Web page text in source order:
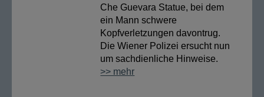
Che Guevara Statue, bei dem
ein Mann schwere
Kopfverletzungen davontrug.
Die Wiener Polizei ersucht nun
um sachdienliche Hinweise.
>> mehr